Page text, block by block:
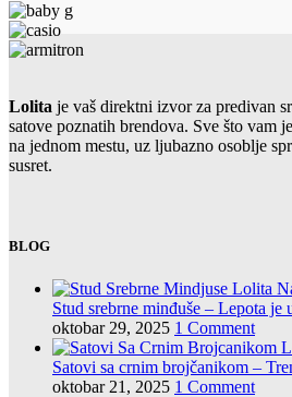
Lolita je vaš direktni izvor za predivan
satove poznatih brendova. Sve što vam
na jednom mestu, uz ljubazno osoblje
susret.
BLOG
Stud srebrne minđuše – Lepota je
oktobar 29, 2025 1 Comment
Satovi sa crnim brojčanikom –
oktobar 21, 2025 1 Comment